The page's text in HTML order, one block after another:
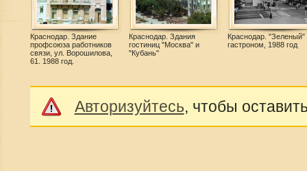
Краснодар. Здание
профсоюза работников
связи, ул. Ворошилова,
61. 1988 год.
Краснодар. Здания
гостиниц "Москва" и
"Кубань"
Краснодар. "Зеленый"
гастроном, 1988 год
Авторизуйтесь, чтобы